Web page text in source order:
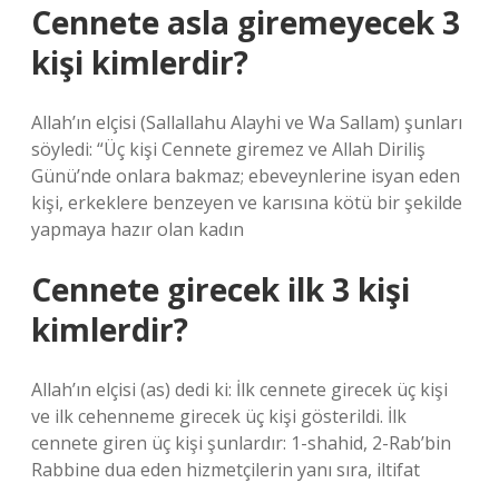
Cennete asla giremeyecek 3
kişi kimlerdir?
Allah’ın elçisi (Sallallahu Alayhi ve Wa Sallam) şunları
söyledi: “Üç kişi Cennete giremez ve Allah Diriliş
Günü’nde onlara bakmaz; ebeveynlerine isyan eden
kişi, erkeklere benzeyen ve karısına kötü bir şekilde
yapmaya hazır olan kadın
Cennete girecek ilk 3 kişi
kimlerdir?
Allah’ın elçisi (as) dedi ki: İlk cennete girecek üç kişi
ve ilk cehenneme girecek üç kişi gösterildi. İlk
cennete giren üç kişi şunlardır: 1-shahid, 2-Rab’bin
Rabbine dua eden hizmetçilerin yanı sıra, iltifat